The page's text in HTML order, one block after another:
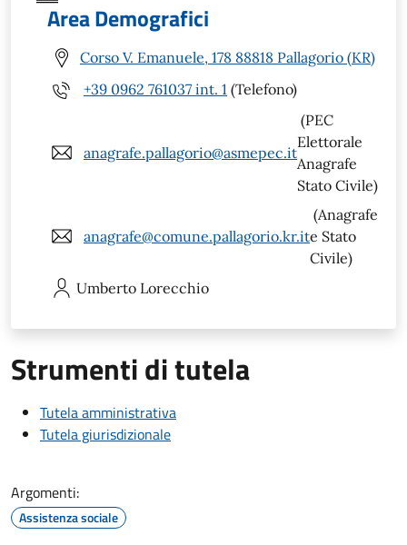
Area Demografici
Corso V. Emanuele, 178 88818 Pallagorio (KR)
+39 0962 761037 int. 1 (Telefono)
anagrafe.pallagorio@asmepec.it
(PEC
Elettorale
Anagrafe
Stato Civile)
anagrafe@comune.pallagorio.kr.it
(Anagrafe
e Stato
Civile)
Umberto Lorecchio
Strumenti di tutela
Tutela amministrativa
Tutela giurisdizionale
Argomenti:
Assistenza sociale